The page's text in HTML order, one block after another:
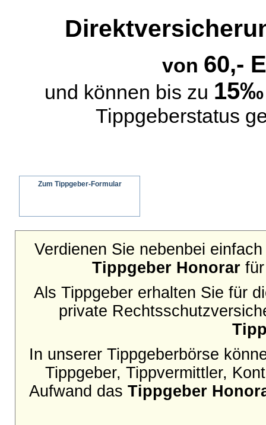
von 60,-
und können bis zu 15‰
Tippgeberstatus
Zum Tippgeber-Formular
Verdienen Sie nebenbei
Tippgeber Honorarfür
Als Tippgeber erhalten Sie für
private
In unserer Tippgeberbörse
Tippgeber, Tippvermittler,
Aufwand das Tippgeber